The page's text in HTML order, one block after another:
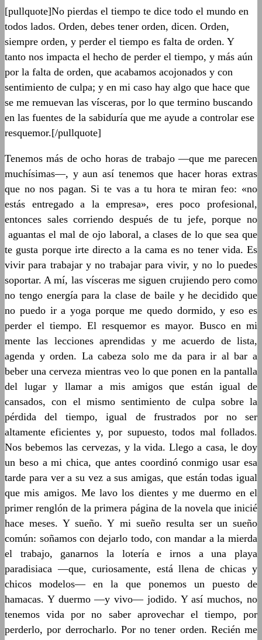
[pullquote]No pierdas el tiempo te dice todo el mundo en
todos lados. Orden, debes tener orden, dicen. Orden,
siempre orden, y perder el tiempo es falta de orden. Y
tanto nos impacta el hecho de perder el tiempo, y más aún
por la falta de orden, que acabamos acojonados y con
sentimiento de culpa; y en mi caso hay algo que hace que
se me remuevan las vísceras, por lo que termino buscando
en las fuentes de la sabiduría que me ayude a controlar ese
resquemor.[/pullquote]
Tenemos más de ocho horas de trabajo ―que me parecen
muchísimas―, y aun así tenemos que hacer horas extras
que no nos pagan. Si te vas a tu hora te miran feo: «no
estás entregado a la empresa», eres poco profesional,
entonces sales corriendo después de tu jefe, porque no
aguantas el mal de ojo laboral, a clases de lo que sea que
te gusta porque irte directo a la cama es no tener vida. Es
vivir para trabajar y no trabajar para vivir, y no lo puedes
soportar. A mí, las vísceras me siguen crujiendo pero como
no tengo energía para la clase de baile y he decidido que
no puedo ir a yoga porque me quedo dormido, y eso es
perder el tiempo. El resquemor es mayor. Busco en mi
mente las lecciones aprendidas y me acuerdo de lista,
agenda y orden. La cabeza solo me da para ir al bar a
beber una cerveza mientras veo lo que ponen en la pantalla
del lugar y llamar a mis amigos que están igual de
cansados, con el mismo sentimiento de culpa sobre la
pérdida del tiempo, igual de frustrados por no ser
altamente eficientes y, por supuesto, todos mal follados.
Nos bebemos las cervezas, y la vida. Llego a casa, le doy
un beso a mi chica, que antes coordinó conmigo usar esa
tarde para ver a su vez a sus amigas, que están todas igual
que mis amigos. Me lavo los dientes y me duermo en el
primer renglón de la primera página de la novela que inicié
hace meses. Y sueño. Y mi sueño resulta ser un sueño
común: soñamos con dejarlo todo, con mandar a la mierda
el trabajo, ganarnos la lotería e irnos a una playa
paradisiaca ―que, curiosamente, está llena de chicas y
chicos modelos― en la que ponemos un puesto de
hamacas. Y duermo ―y vivo― jodido. Y así muchos, no
tenemos vida por no saber aprovechar el tiempo, por
perderlo, por derrocharlo. Por no tener orden. Recién me